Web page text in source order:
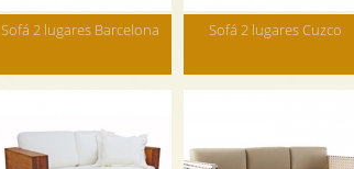
Sofá 2 lugares Barcelona Sofá 2 lugares Cuzco